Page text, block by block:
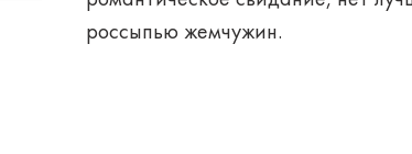
россыпью жемчужин.